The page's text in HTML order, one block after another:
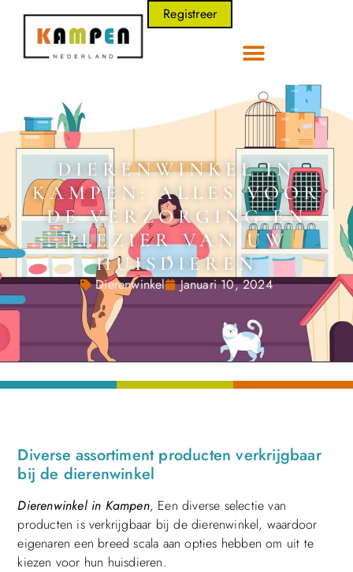
Registreer
DIERENWINKEL IN
KAMPEN: ALLES VOOR
DE VERZORGING EN
PLEZIER VAN UW
HUISDIEREN
Dierenwinkel Januari 10, 2024
Diverse assortiment producten verkrijgbaar
bij de dierenwinkel
Dierenwinkel in Kampen, Een diverse selectie van
producten is verkrijgbaar bij de dierenwinkel, waardoor
eigenaren een breed scala aan opties hebben om uit te
kiezen voor hun huisdieren.